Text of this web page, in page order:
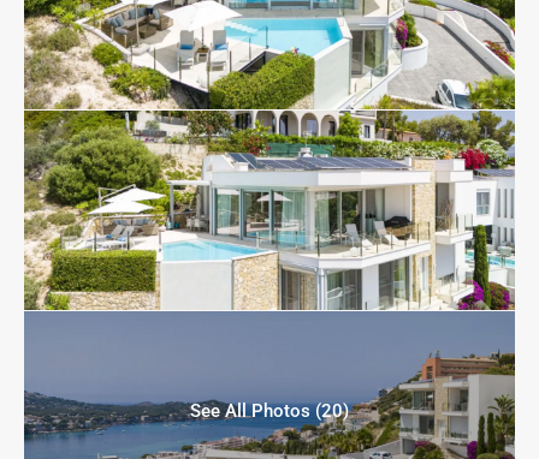
See All Photos (20)